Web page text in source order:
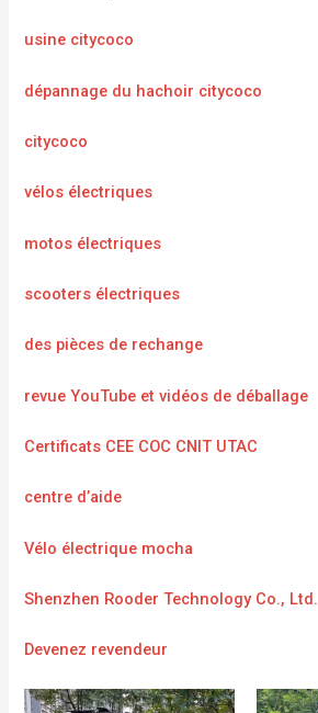
usine citycoco
dépannage du hachoir citycoco
citycoco
vélos électriques
motos électriques
scooters électriques
des pièces de rechange
revue YouTube et vidéos de déballage
Certificats CEE COC CNIT UTAC
centre d’aide
Vélo électrique mocha
Shenzhen Rooder Technology Co., Ltd.
Devenez revendeur